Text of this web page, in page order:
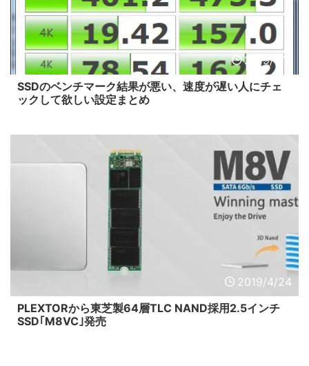
2019/6/4
SSDのベンチマーク結果が悪い、速度が遅い人にチェ
ックして欲しい設定まとめ
2019/4/24
PLEXTORから東芝製64層TLC NAND採用2.5インチ
SSD｢M8VC｣発売